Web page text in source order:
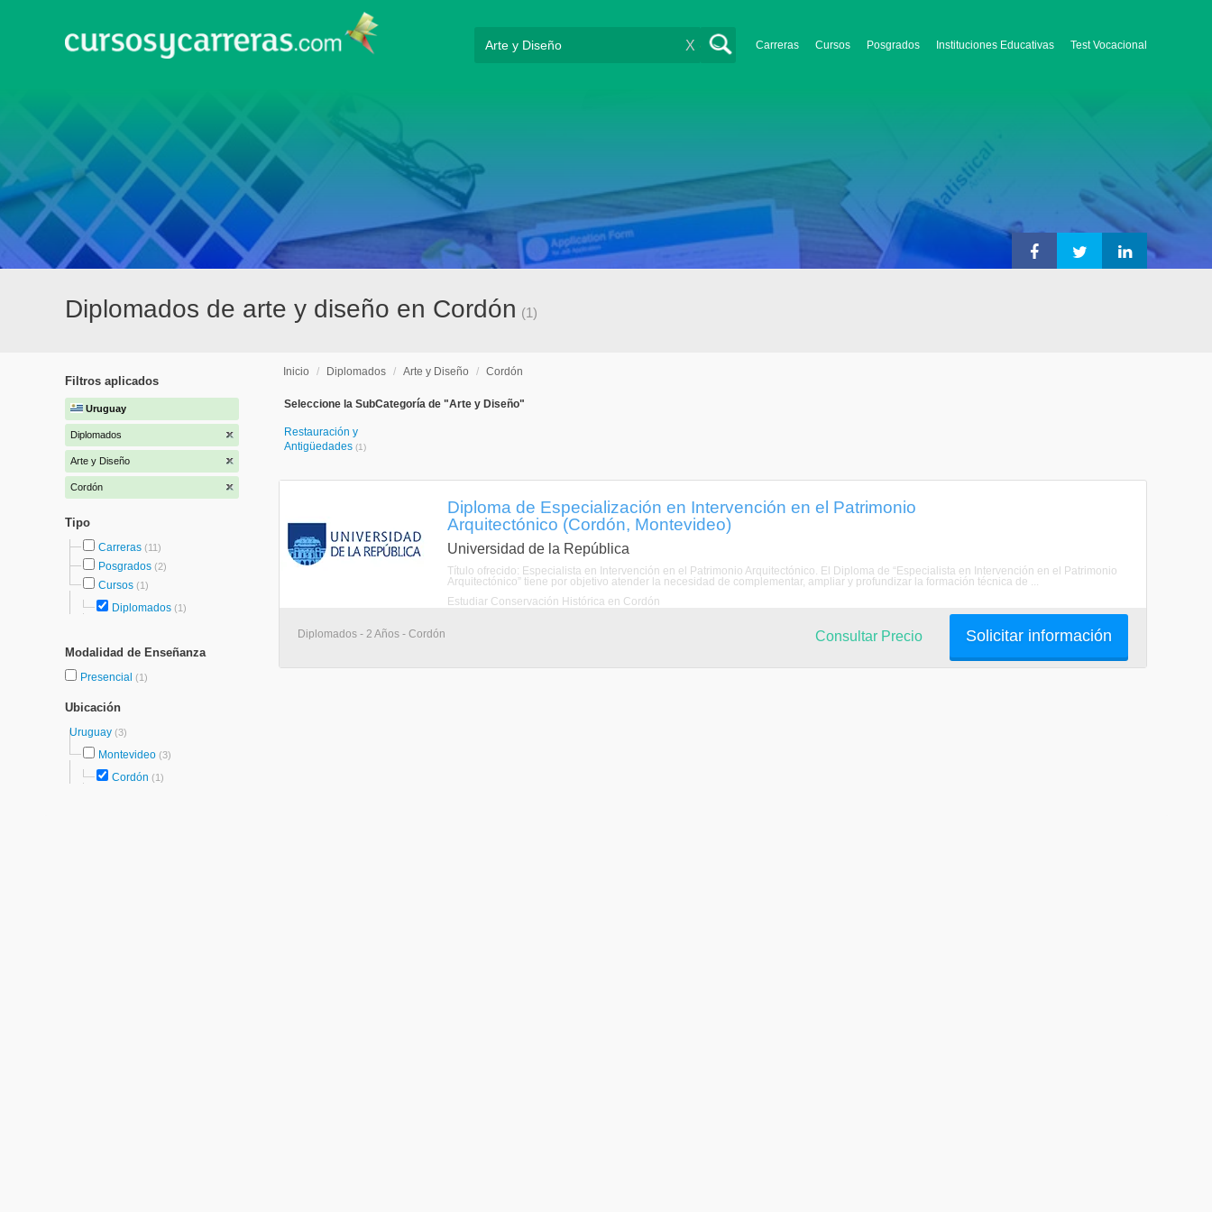
Carreras Cursos Posgrados Instituciones Educativas Test Vocacional
X
Diplomados de arte y diseño en Cordón (1)
Filtros aplicados
Uruguay
Diplomados
Arte y Diseño
Cordón
Tipo
Carreras (11)
Posgrados (2)
Cursos (1)
Diplomados (1)
Modalidad de Enseñanza
Presencial (1)
Ubicación
Uruguay (3)
Montevideo (3)
Cordón (1)
Inicio / Diplomados / Arte y Diseño / Cordón
Seleccione la SubCategoría de "Arte y Diseño"
Restauración y
Antigüedades (1)
Diploma de Especialización en Intervención en el Patrimonio
Arquitectónico (Cordón, Montevideo)
Universidad de la República
Título ofrecido: Especialista en Intervención en el Patrimonio Arquitectónico. El Diploma de “Especialista en Intervención en el Patrimonio
Arquitectónico” tiene por objetivo atender la necesidad de complementar, ampliar y profundizar la formación técnica de ...
Estudiar Conservación Histórica en Cordón
Diplomados - 2 Años - Cordón Solicitar información
Consultar Precio